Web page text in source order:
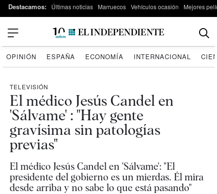
Destacamos: Últimas noticias Marruecos Vehículos ocasión Mejores
OPINIÓN ESPAÑA ECONOMÍA INTERNACIONAL
TELEVISIÓN
El médico Jesús Candel en
'Sálvame' : "Hay gente
gravísima sin patologías
previas"
El médico Jesús Candel en 'Sálvame': "El
presidente del gobierno es un mierdas. Él mira
desde arriba y no sabe lo que está pasando"